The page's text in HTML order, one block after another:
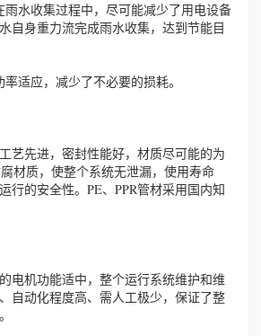
水收集过程中，尽可能减少了用电设备
自身重力流完成雨水收集，达到节能目
应，减少了不必要的损耗。
先进，密封性能好，材质尽可能的为
材质，使整个系统无泄漏，使用寿命
行的安全性。PE、PPR管材采用国内知
机功能适中，整个运行系统维护和维
自动化程度高、需人工极少，保证了整